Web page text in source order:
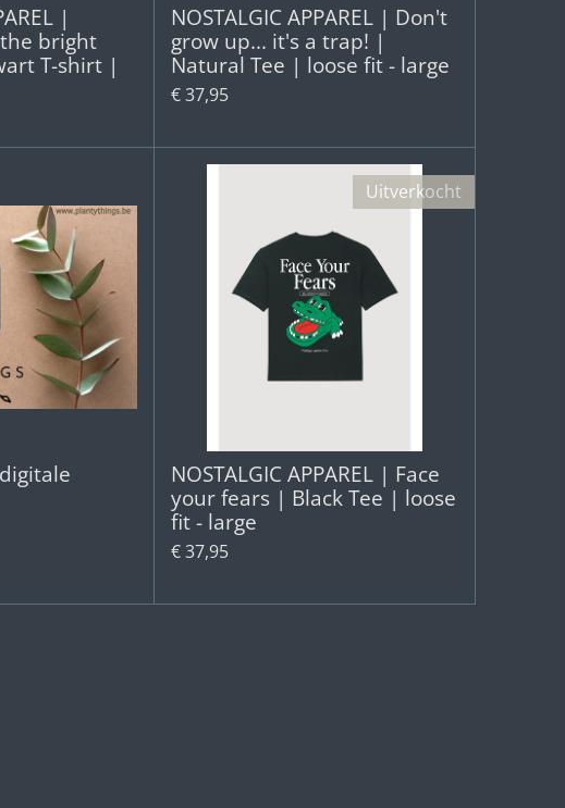
|
bright
T-shirt |
NOSTALGIC APPAREL | Don't
grow up... it's a trap! |
Natural Tee | loose fit - large
€ 37,95
Uitverkocht
NOSTALGIC APPAREL | Face
your fears | Black Tee | loose
fit - large
€ 37,95